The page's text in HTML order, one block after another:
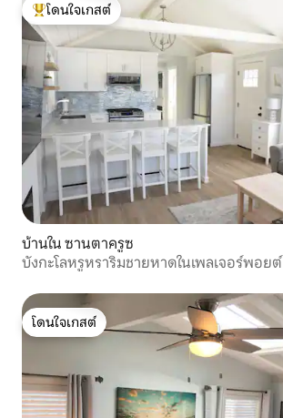
โดนใจเกสต์ที่สุด
โดนใจเกสต์
บ้านใน ซานตาครูซ
บังกะโลหรูหราริมชายหาดในเพลเจอร์พอยต์
โดนใจเกสต์
โดนใจเกสต์